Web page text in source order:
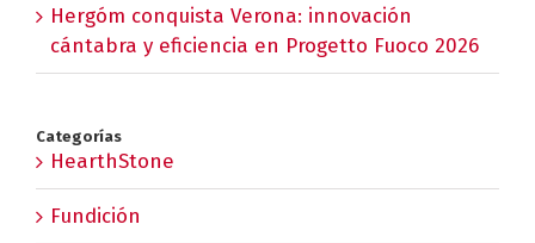
Hergóm conquista Verona: innovación
cántabra y eficiencia en Progetto Fuoco 2026
Categorías
HearthStone
Fundición